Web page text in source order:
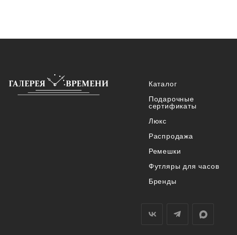
Каталог
Подарочные
сертификаты
Люкс
Распродажа
Ремешки
Футляры для часов
Бренды